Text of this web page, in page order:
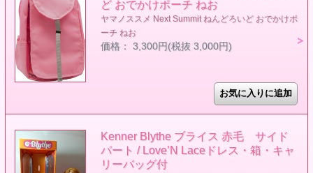
ど おでかけポーチ ねお
ヤマノススメ Next Summit ねんどろいど おでかけポ
ーチ ねお
価格： 3,300円(税抜 3,000円)
Kenner Blythe ブライス 赤毛 サイド
パート / Love’N Laceドレス・箱・キャ
リーバッグ付